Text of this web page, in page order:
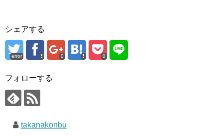
シェアする
error 0 0
フォローする
takanakonbu